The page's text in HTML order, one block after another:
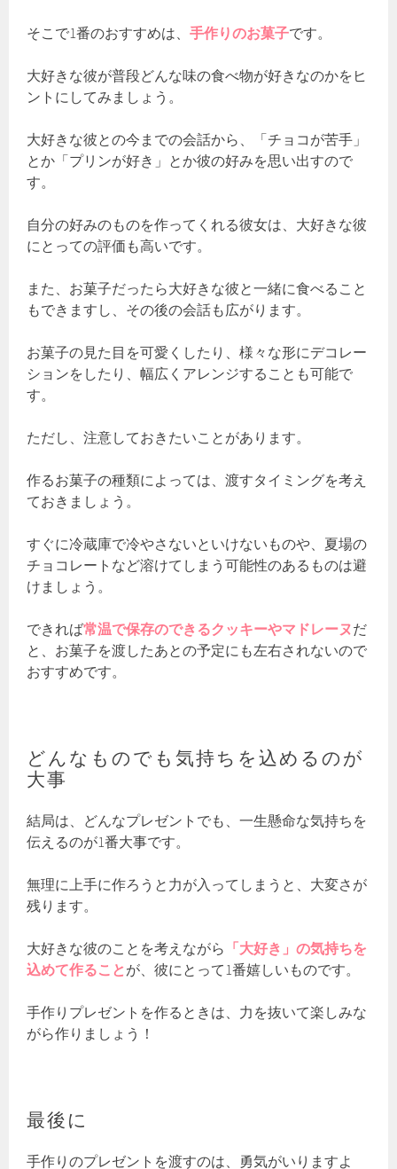
そこで1番のおすすめは、手作りのお菓子です。
大好きな彼が普段どんな味の食べ物が好きなのかをヒ
ントにしてみましょう。
大好きな彼との今までの会話から、「チョコが苦手」
とか「プリンが好き」とか彼の好みを思い出すので
す。
自分の好みのものを作ってくれる彼女は、大好きな彼
にとっての評価も高いです。
また、お菓子だったら大好きな彼と一緒に食べること
もできますし、その後の会話も広がります。
お菓子の見た目を可愛くしたり、様々な形にデコレー
ションをしたり、幅広くアレンジすることも可能で
す。
ただし、注意しておきたいことがあります。
作るお菓子の種類によっては、渡すタイミングを考え
ておきましょう。
すぐに冷蔵庫で冷やさないといけないものや、夏場の
チョコレートなど溶けてしまう可能性のあるものは避
けましょう。
できれば常温で保存のできるクッキーやマドレーヌだ
と、お菓子を渡したあとの予定にも左右されないので
おすすめです。
どんなものでも気持ちを込めるのが
大事
結局は、どんなプレゼントでも、一生懸命な気持ちを
伝えるのが1番大事です。
無理に上手に作ろうと力が入ってしまうと、大変さが
残ります。
大好きな彼のことを考えながら 「大好き」の気持ちを
込めて作ること が、彼にとって1番嬉しいものです。
手作りプレゼントを作るときは、力を抜いて楽しみな
がら作りましょう！
最後に
手作りのプレゼントを渡すのは、勇気がいりますよ